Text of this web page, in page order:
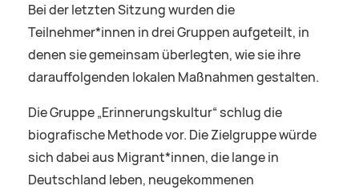
Bei der letzten Sitzung wurden die
Teilnehmer*innen in drei Gruppen aufgeteilt, in
denen sie gemeinsam überlegten, wie sie ihre
darauffolgenden lokalen Maßnahmen gestalten.
Die Gruppe „Erinnerungskultur“ schlug die
biografische Methode vor. Die Zielgruppe würde
sich dabei aus Migrant*innen, die lange in
Deutschland leben, neugekommenen